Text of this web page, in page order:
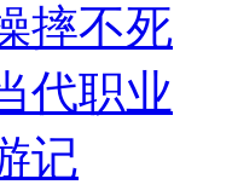
摔不死
代职业
记